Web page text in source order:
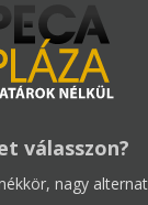
válasszon?
nagy